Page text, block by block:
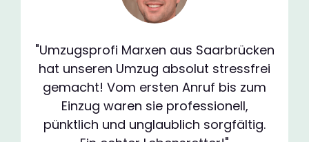
"Umzugsprofi Marxen aus Saarbrücken
hat unseren Umzug absolut stressfrei
gemacht! Vom ersten Anruf bis zum
Einzug waren sie professionell,
pünktlich und unglaublich sorgfältig.